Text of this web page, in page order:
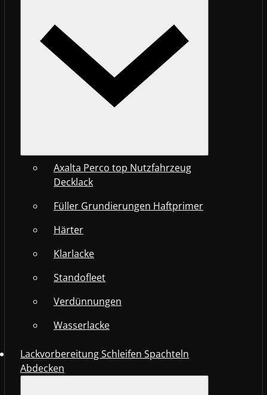
Axalta Perco top Nutzfahrzeug
Decklack
Füller Grundierungen Haftprimer
Härter
Klarlacke
Standofleet
Verdünnungen
Wasserlacke
Lackvorbereitung Schleifen Spachteln
Abdecken